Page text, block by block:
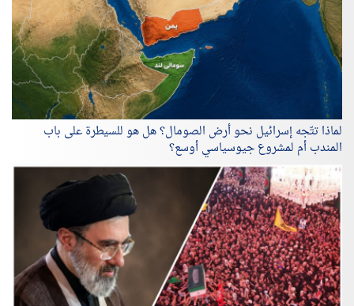
لماذا تتّجه إسرائيل نحو أرض الصومال؟ هل هو للسيطرة على باب
المندب أم لمشروع جيوسياسي أوسع؟